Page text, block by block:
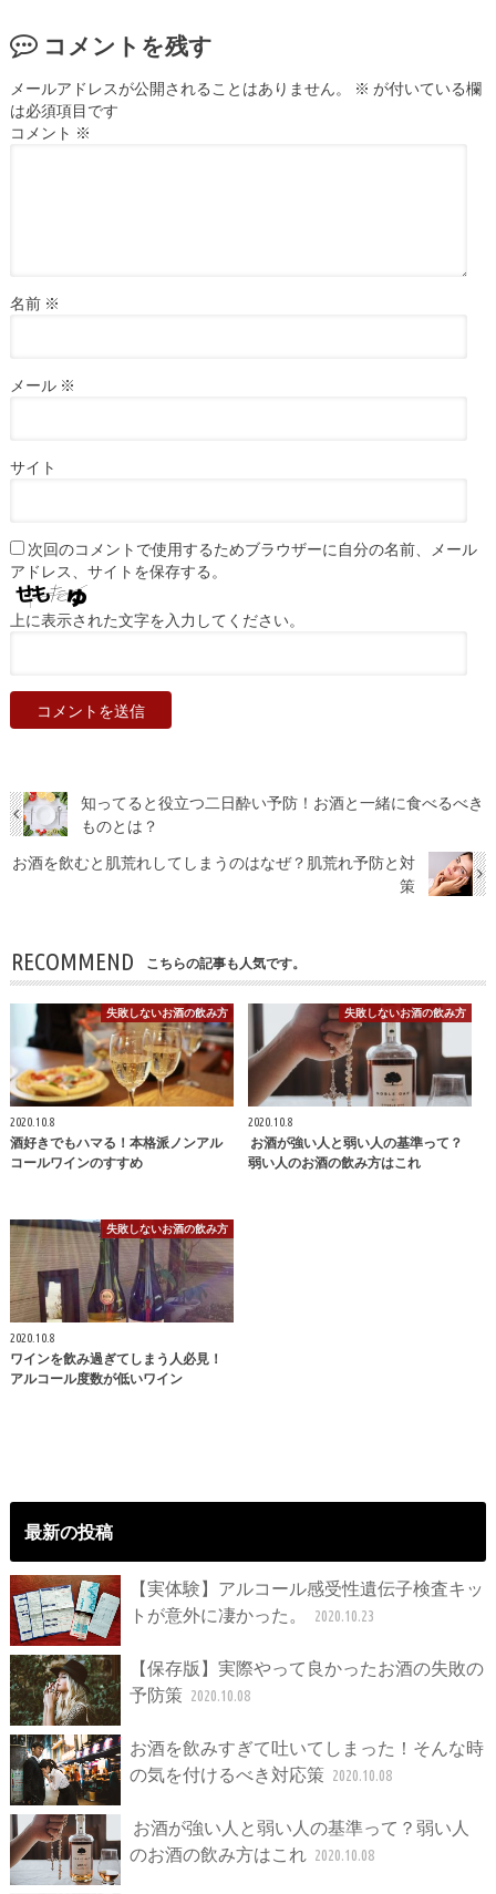
コメントを残す
メールアドレスが公開されることはありません。 ※ が付いている欄
は必須項目です
コメント ※
名前 ※
メール ※
サイト
次回のコメントで使用するためブラウザーに自分の名前、メール
アドレス、サイトを保存する。
上に表示された文字を入力してください。
知ってると役立つ二日酔い予防！お酒と一緒に食べるべき
ものとは？
お酒を飲むと肌荒れしてしまうのはなぜ？肌荒れ予防と対
策
RECOMMEND こちらの記事も人気です。
失敗しないお酒の飲み方
2020.10.8
酒好きでもハマる！本格派ノンアル
コールワインのすすめ
失敗しないお酒の飲み方
2020.10.8
お酒が強い人と弱い人の基準って？
弱い人のお酒の飲み方はこれ
失敗しないお酒の飲み方
2020.10.8
ワインを飲み過ぎてしまう人必見！
アルコール度数が低いワイン
最新の投稿
【実体験】アルコール感受性遺伝子検査キッ
トが意外に凄かった。
2020.10.23
【保存版】実際やって良かったお酒の失敗の
予防策 2020.10.08
お酒を飲みすぎて吐いてしまった！そんな時
の気を付けるべき対応策 2020.10.08
お酒が強い人と弱い人の基準って？弱い人
のお酒の飲み方はこれ 2020.10.08